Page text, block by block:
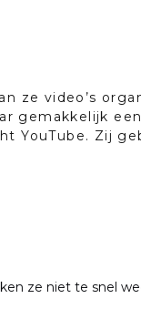
ze video’s
gemakkelijk
YouTube. Zij
ze niet te snel